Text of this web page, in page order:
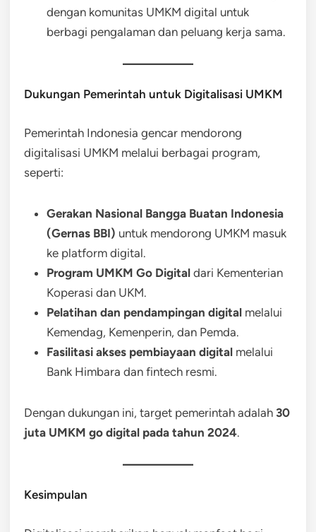
dengan komunitas UMKM digital untuk
berbagi pengalaman dan peluang kerja sama.
Dukungan Pemerintah untuk Digitalisasi UMKM
Pemerintah Indonesia gencar mendorong
digitalisasi UMKM melalui berbagai program,
seperti:
Gerakan Nasional Bangga Buatan Indonesia
(Gernas BBI) untuk mendorong UMKM masuk
ke platform digital.
Program UMKM Go Digital dari Kementerian
Koperasi dan UKM.
Pelatihan dan pendampingan digital melalui
Kemendag, Kemenperin, dan Pemda.
Fasilitasi akses pembiayaan digital melalui
Bank Himbara dan fintech resmi.
Dengan dukungan ini, target pemerintah adalah 30
juta UMKM go digital pada tahun 2024.
Kesimpulan